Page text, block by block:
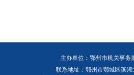
主办单位：鄂州市机关事
联系地址：鄂州市鄂城区滨